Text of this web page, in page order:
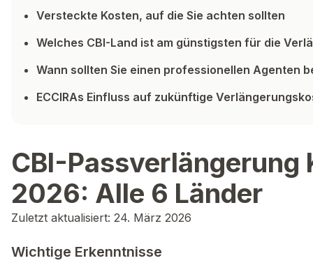
Versteckte Kosten, auf die Sie achten sollten
Welches CBI-Land ist am günstigsten für die
Wann sollten Sie einen professionellen Agenten
ECCIRAs Einfluss auf zukünftige
CBI-Passverlängerung
2026: Alle 6 Länder
Zuletzt aktualisiert: 24. März 2026
Wichtige Erkenntnisse